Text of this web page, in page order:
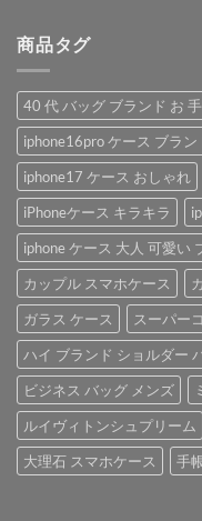
商品タグ
40 代 バッグ ブランド お
iphone16pro ケース ブラン
iphone17 ケース おしゃれ
iPhoneケース キラキラ
iphone ケース 大人 可愛い
カップル スマホケース
ガラス ケース
スーパー
ハイ ブランド ショルダー
ビジネス バッグ メンズ
ルイヴィトンシュプリーム
大理石 スマホケース
手